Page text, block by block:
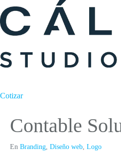
Cotizar
Contable
En Branding Diseño web Logo